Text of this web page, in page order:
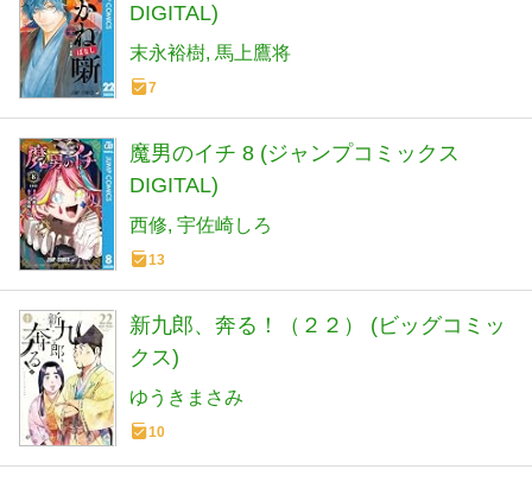
DIGITAL)
末永裕樹 馬上鷹将
7
魔男のイチ 8 (ジャンプコミックス
DIGITAL)
西修 宇佐崎しろ
13
新九郎、奔る！（２２） (ビッグコミッ
クス)
ゆうきまさみ
10